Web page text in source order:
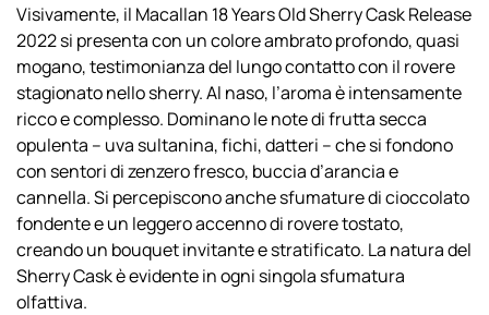
Visivamente, il Macallan 18 Years Old Sherry Cask Release
2022 si presenta con un colore ambrato profondo, quasi
mogano, testimonianza del lungo contatto con il rovere
stagionato nello sherry. Al naso, l’aroma è intensamente
ricco e complesso. Dominano le note di frutta secca
opulenta – uva sultanina, fichi, datteri – che si fondono
con sentori di zenzero fresco, buccia d’arancia e
cannella. Si percepiscono anche sfumature di cioccolato
fondente e un leggero accenno di rovere tostato,
creando un bouquet invitante e stratificato. La natura del
Sherry Cask è evidente in ogni singola sfumatura
olfattiva.